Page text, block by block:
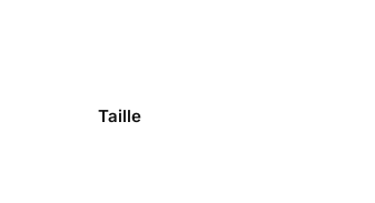
Taille